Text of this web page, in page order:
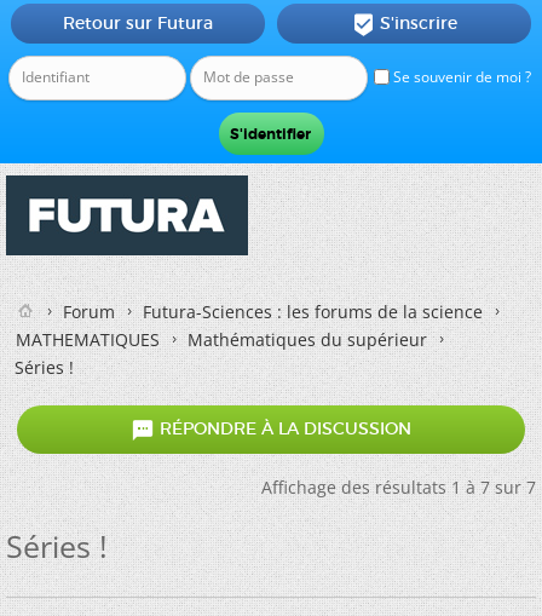
Se souvenir de moi ?
Retour sur Futura  S'inscrire
Forum
Futura-Sciences : les forums de la science
MATHEMATIQUES
Mathématiques du supérieur
Séries !
 RÉPONDRE À LA DISCUSSION
Affichage des résultats 1 à 7 sur 7
Séries !